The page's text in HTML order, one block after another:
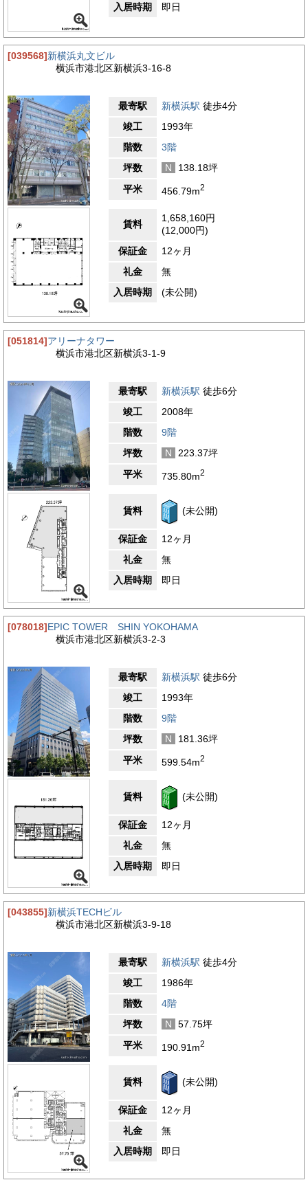
入居時期
即日
[039568]新横浜丸文ビル
横浜市港北区新横浜3-16-8
最寄駅 新横浜駅 徒歩4分
竣工
1993年
階数
3階
坪数
N
138.18坪
平米
456.79m2
賃料
1,658,160円
(12,000円)
保証金
12ヶ月
礼金
無
入居時期
(未公開)
[051814]アリーナタワー
横浜市港北区新横浜3-1-9
最寄駅 新横浜駅 徒歩6分
竣工
2008年
階数
9階
坪数
N
223.37坪
平米
735.80m2
賃料 (未公開)
保証金
12ヶ月
礼金
無
入居時期
即日
[078018]EPIC TOWER SHIN YOKOHAMA
横浜市港北区新横浜3-2-3
最寄駅 新横浜駅 徒歩6分
竣工
1993年
階数
9階
坪数
N
181.36坪
平米
599.54m2
賃料 (未公開)
保証金
12ヶ月
礼金
無
入居時期
即日
[043855]新横浜TECHビル
横浜市港北区新横浜3-9-18
最寄駅 新横浜駅 徒歩4分
竣工
1986年
階数
4階
坪数
N
57.75坪
平米
190.91m2
賃料 (未公開)
保証金
12ヶ月
礼金
無
入居時期
即日